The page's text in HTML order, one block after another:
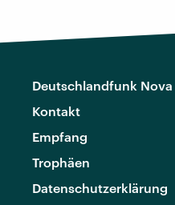
Deutschlandfunk Nova
Kontakt
Empfang
Trophäen
Datenschutzerklärung